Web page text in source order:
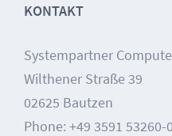
KONTAKT
Systempartner
Wilthener Straße 39
02625 Bautzen
Phone: +49 3591 53260-0